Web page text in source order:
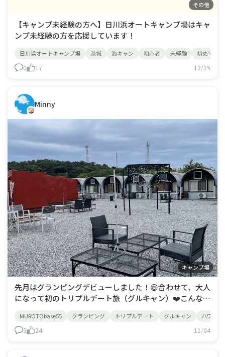
その他
【キャンプ未経験の方へ】日川浜オートキャンプ場はキャ
ンプ未経験の方を応援しています！
日川浜オートキャンプ場 茨城 海キャン 初心者 未経験 初めて
0 17 12/15
Minny
キャンプ場
先月はグランピングデビューしました！😄合わせて、大人
になって初のトリプルデート旅（グルキャン）❤️こんなん
た✨ MUROTObase55宣伝が上手いのか、出来た時に割と
話題になった施設です。あいにくの天気のため映えない。
MUROTObase55 グランピング トリプルデート グルキャン ハワイ？
5 24 11/04